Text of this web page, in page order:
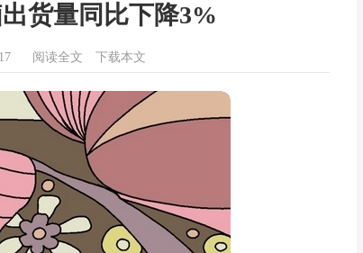
货量同比下降3%
阅读全文 下载本文